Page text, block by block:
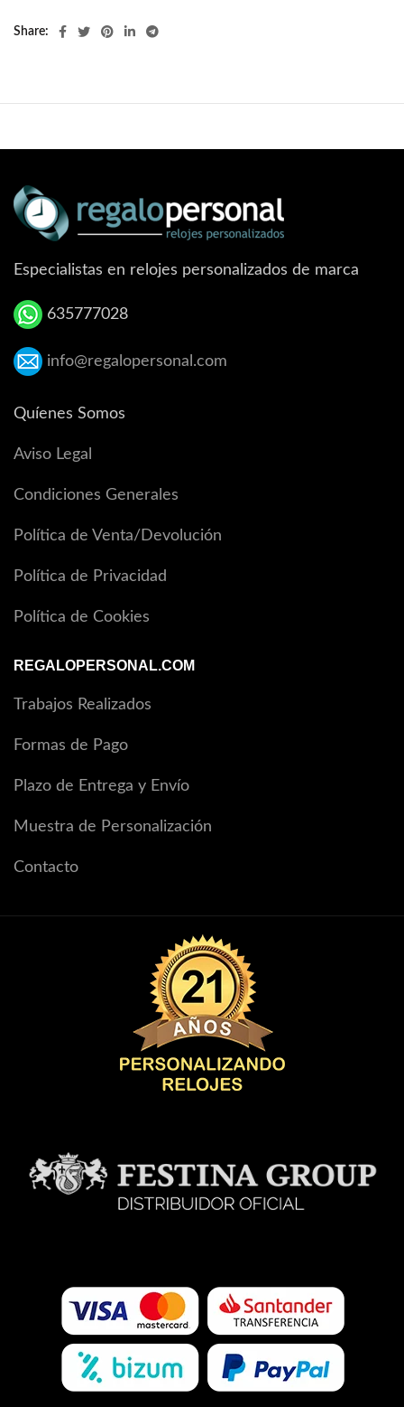
Share
Especialistas en relojes personalizados de marca
635777028
info@regalopersonal.com
Quíenes Somos
Aviso Legal
Condiciones Generales
Política de Venta/Devolución
Política de Privacidad
Política de Cookies
REGALOPERSONAL.COM
Trabajos Realizados
Formas de Pago
Plazo de Entrega y Envío
Muestra de Personalización
Contacto